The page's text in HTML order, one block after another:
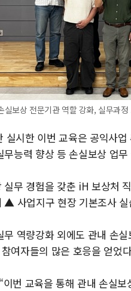
보상 전문기관 역할 강화, 실무과
실시한 이번 교육은 공익사
무능력 향상 등 손실보상 업
실무 경험을 갖춘 iH 보상처
▲ 사업지구 현장 기본조사
역량강화 외에도 관내 손
여자들의 많은 호응을 얻었
번 교육을 통해 관내 손실